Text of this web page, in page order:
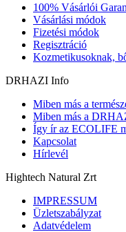
100% Vásárlói
Vásárlási módok
Fizetési módok
Regisztráció
Kozmetikusoknak,
DRHAZI Info
Miben más a
Miben más a
Így ír az ECOLIFE
Kapcsolat
Hírlevél
Hightech Natural Zrt
IMPRESSUM
Üzletszabályzat
Adatvédelem